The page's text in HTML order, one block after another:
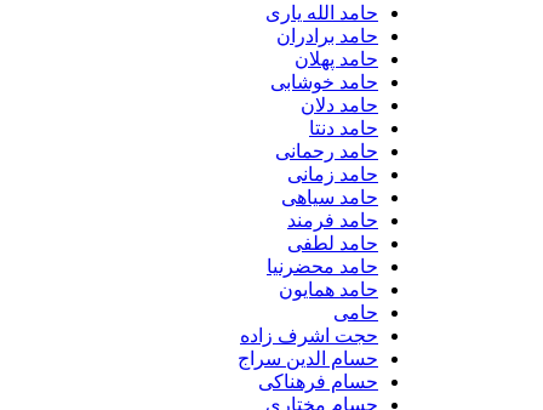
حامد الله یاری
حامد برادران
حامد پهلان
حامد خوشابی
حامد دلان
حامد دنتا
حامد رحمانی
حامد زمانی
حامد سیاهی
حامد فرمند
حامد لطفی
حامد محضرنیا
حامد همایون
حامی
حجت اشرف زاده
حسام الدین سراج
حسام فرهناکی
حسام مختاری